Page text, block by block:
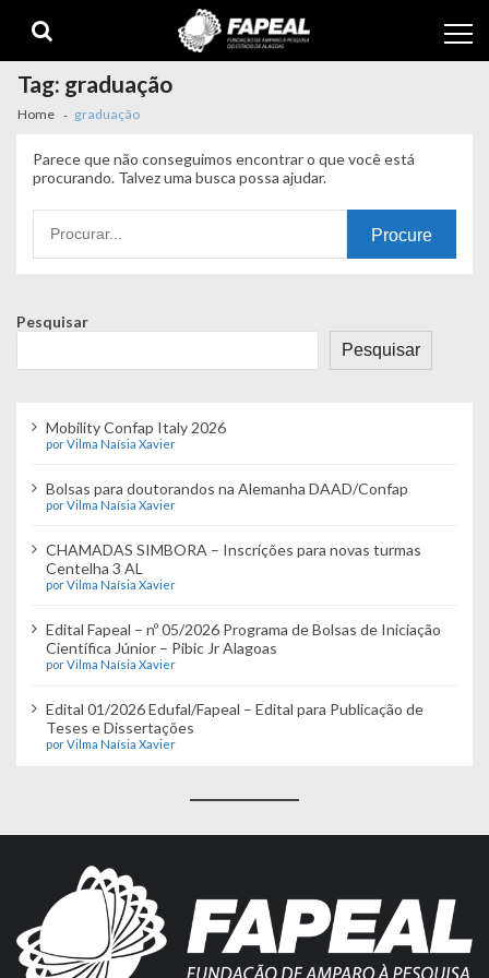
navigation
content
Tag: graduação
Home graduação
Parece que não conseguimos encontrar o que você está
procurando. Talvez uma busca possa ajudar.
por:
Pesquisar
Pesquisar
Mobility Confap Italy 2026
por Vilma Naísia Xavier
Bolsas para doutorandos na Alemanha DAAD/Confap
por Vilma Naísia Xavier
CHAMADAS SIMBORA – Inscrições para novas turmas
Centelha 3 AL
por Vilma Naísia Xavier
Edital Fapeal – nº 05/2026 Programa de Bolsas de Iniciação
Científica Júnior – Pibic Jr Alagoas
por Vilma Naísia Xavier
Edital 01/2026 Edufal/Fapeal – Edital para Publicação de
Teses e Dissertações
por Vilma Naísia Xavier